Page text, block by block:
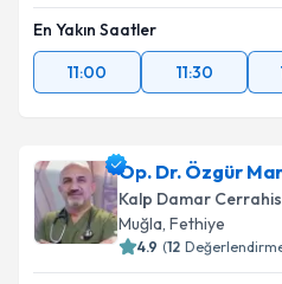
En Yakın Saatler
11:00
11:30
Op. Dr. Özgür
Kalp Damar
Muğla, Fethiye
4.9 (12